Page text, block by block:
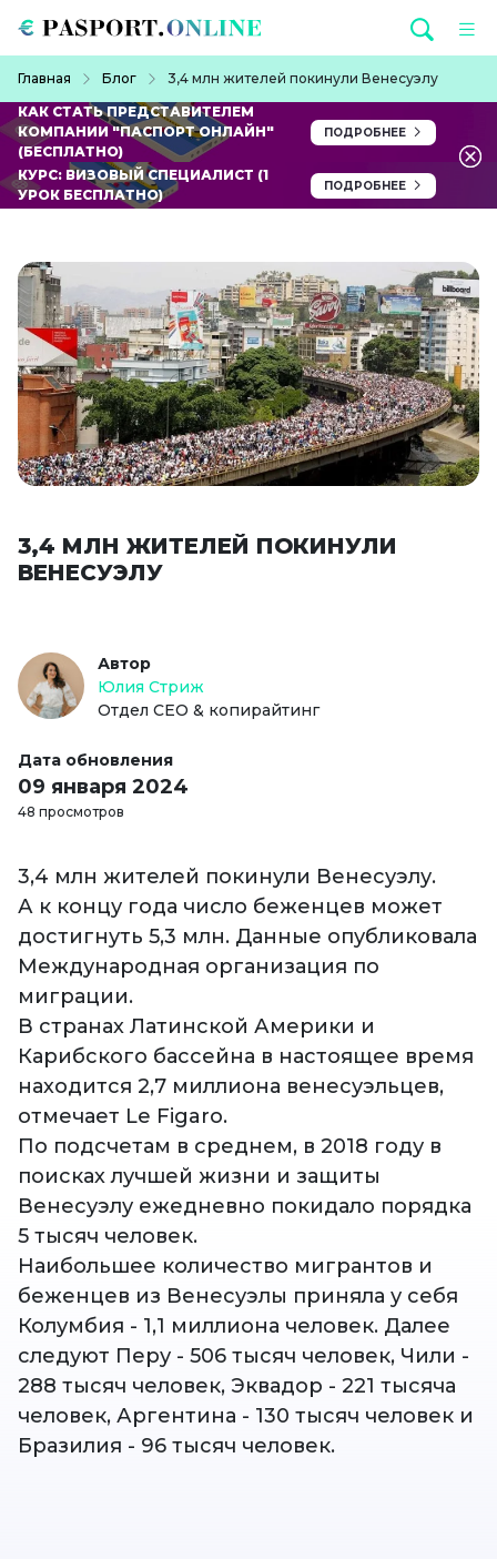
Главная Блог
3,4 млн жителей покинули Венесуэлу
КАК СТАТЬ ПРЕДСТАВИТЕЛЕМ
КОМПАНИИ "ПАСПОРТ ОНЛАЙН"
(БЕСПЛАТНО)
ПОДРОБНЕЕ
КУРС: ВИЗОВЫЙ СПЕЦИАЛИСТ (1
УРОК БЕСПЛАТНО)
ПОДРОБНЕЕ
3,4 МЛН ЖИТЕЛЕЙ ПОКИНУЛИ
ВЕНЕСУЭЛУ
Автор
Юлия Стриж
Отдел СЕО & копирайтинг
Дата обновления
09 января 2024
48 просмотров
3,4 млн жителей покинули Венесуэлу.
А к концу года число беженцев может
достигнуть 5,3 млн. Данные опубликовала
Международная организация по
миграции.
В странах Латинской Америки и
Карибского бассейна в настоящее время
находится 2,7 миллиона венесуэльцев,
отмечает Le Figaro.
По подсчетам в среднем, в 2018 году в
поисках лучшей жизни и защиты
Венесуэлу ежедневно покидало порядка
5 тысяч человек.
Наибольшее количество мигрантов и
беженцев из Венесуэлы приняла у себя
Колумбия - 1,1 миллиона человек. Далее
следуют Перу - 506 тысяч человек, Чили -
288 тысяч человек, Эквадор - 221 тысяча
человек, Аргентина - 130 тысяч человек и
Бразилия - 96 тысяч человек.